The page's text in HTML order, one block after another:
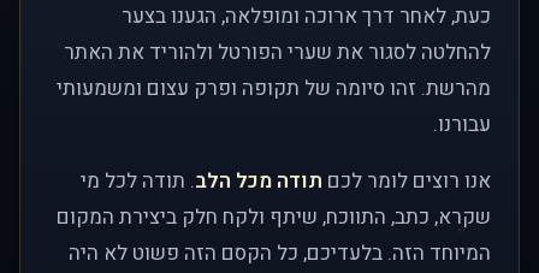
כעת, לאחר דרך ארוכה ומופלאה, הגענו בצער
להחלטה לסגור את שערי הפורטל ולהוריד את האתר
מהרשת. זהו סיומה של תקופה ופרק עצום ומשמעותי
עבורנו.
אנו רוצים לומר לכם תודה מכל הלב. תודה לכל מי
שקרא, כתב, התווכח, שיתף ולקח חלק ביצירת המקום
המיוחד הזה. בלעדיכם, כל הקסם הזה פשוט לא היה